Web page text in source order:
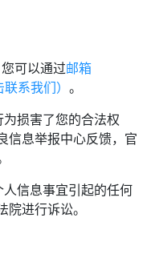
可以通过邮箱
系我们） 。
损害了您的合法权
信息举报中心反馈，官
信息事宜引起的任何
进行诉讼。